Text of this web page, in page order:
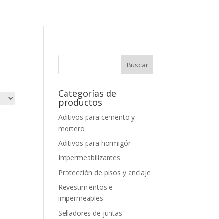
Categorías de
productos
Aditivos para cemento y
mortero
Aditivos para hormigón
Impermeabilizantes
Protección de pisos y anclaje
Revestimientos e
impermeables
Selladores de juntas